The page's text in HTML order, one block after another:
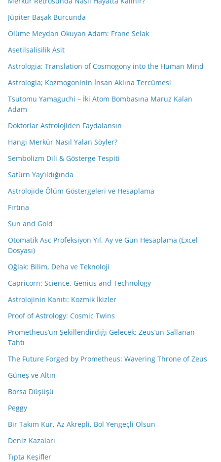
Jüpiter Başak Burcunda
Ölüme Meydan Okuyan Adam: Frane Selak
Asetilsalisilik Asit
Astrologia; Translation of Cosmogony into the Human Mind
Astrologia; Kozmogoninin İnsan Aklına Tercümesi
Tsutomu Yamaguchi – İki Atom Bombasına Maruz Kalan
Adam
Doktorlar Astrolojiden Faydalansın
Hangi Merkür Nasıl Yalan Söyler?
Sembolizm Dili & Gösterge Tespiti
Satürn Yay’ıldığında
Astrolojide Ölüm Göstergeleri ve Hesaplama
Fırtına
Sun and Gold
Otomatik Asc Profeksiyon Yıl, Ay ve Gün Hesaplama (Excel
Dosyası)
Oğlak: Bilim, Deha ve Teknoloji
Capricorn: Science, Genius and Technology
Astrolojinin Kanıtı: Kozmik İkizler
Proof of Astrology: Cosmic Twins
Prometheus’un Şekillendirdiği Gelecek: Zeus’un Sallanan
Tahtı
The Future Forged by Prometheus: Wavering Throne of Zeus
Güneş ve Altın
Borsa Düşüşü
Peggy
Bir Takım Kur, Az Akrepli, Bol Yengeçli Olsun
Deniz Kazaları
Tıpta Keşifler